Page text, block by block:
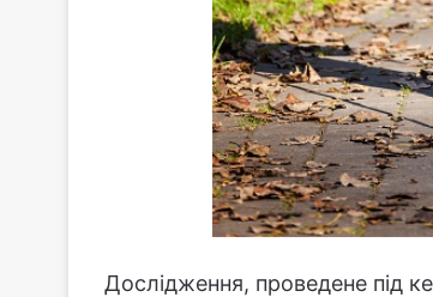
Дослідження, проведене під